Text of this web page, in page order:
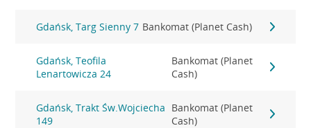
Gdańsk, Targ Sienny 7 Bankomat (Planet Cash)
Gdańsk, Teofila
Lenartowicza 24
Bankomat (Planet
Cash)
Gdańsk, Trakt Św.Wojciecha
149
Bankomat (Planet
Cash)